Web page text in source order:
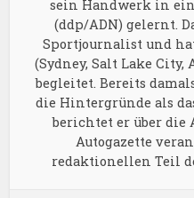
sein Handwerk in
(ddp/ADN) gelernt.
Sportjournalist und
(Sydney, Salt Lake
begleitet. Bereits
die Hintergründe als
berichtet er über die
Autogazette
redaktionellen Teil